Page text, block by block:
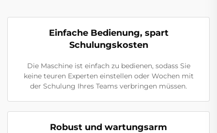
Einfache Bedienung, spart
Schulungskosten
Die Maschine ist einfach zu bedienen, sodass Sie
keine teuren Experten einstellen oder Wochen mit
der Schulung Ihres Teams verbringen müssen.
Robust und wartungsarm